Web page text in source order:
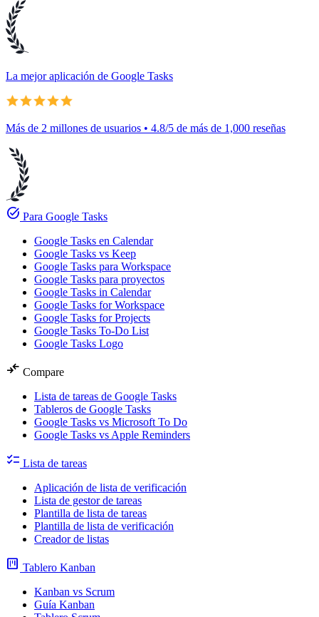
La mejor aplicación de Google Tasks
Más de 2 millones de usuarios • 4.8/5 de más de 1,000 reseñas
task_alt Para Google Tasks
Google Tasks en Calendar
Google Tasks vs Keep
Google Tasks para Workspace
Google Tasks para proyectos
Google Tasks in Calendar
Google Tasks for Workspace
Google Tasks for Projects
Google Tasks To-Do List
Google Tasks Logo
compare_arrows Compare
Lista de tareas de Google Tasks
Tableros de Google Tasks
Google Tasks vs Microsoft To Do
Google Tasks vs Apple Reminders
checklist Lista de tareas
Aplicación de lista de verificación
Lista de gestor de tareas
Plantilla de lista de tareas
Plantilla de lista de verificación
Creador de listas
view_kanban Tablero Kanban
Kanban vs Scrum
Guía Kanban